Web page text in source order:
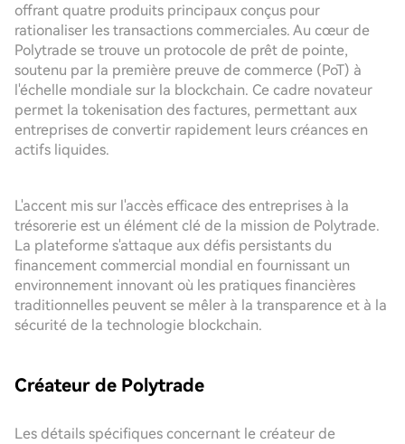
offrant quatre produits principaux conçus pour
rationaliser les transactions commerciales. Au cœur de
Polytrade se trouve un protocole de prêt de pointe,
soutenu par la première preuve de commerce (PoT) à
l'échelle mondiale sur la blockchain. Ce cadre novateur
permet la tokenisation des factures, permettant aux
entreprises de convertir rapidement leurs créances en
actifs liquides.
L'accent mis sur l'accès efficace des entreprises à la
trésorerie est un élément clé de la mission de Polytrade.
La plateforme s'attaque aux défis persistants du
financement commercial mondial en fournissant un
environnement innovant où les pratiques financières
traditionnelles peuvent se mêler à la transparence et à la
sécurité de la technologie blockchain.
Créateur de Polytrade
Les détails spécifiques concernant le créateur de